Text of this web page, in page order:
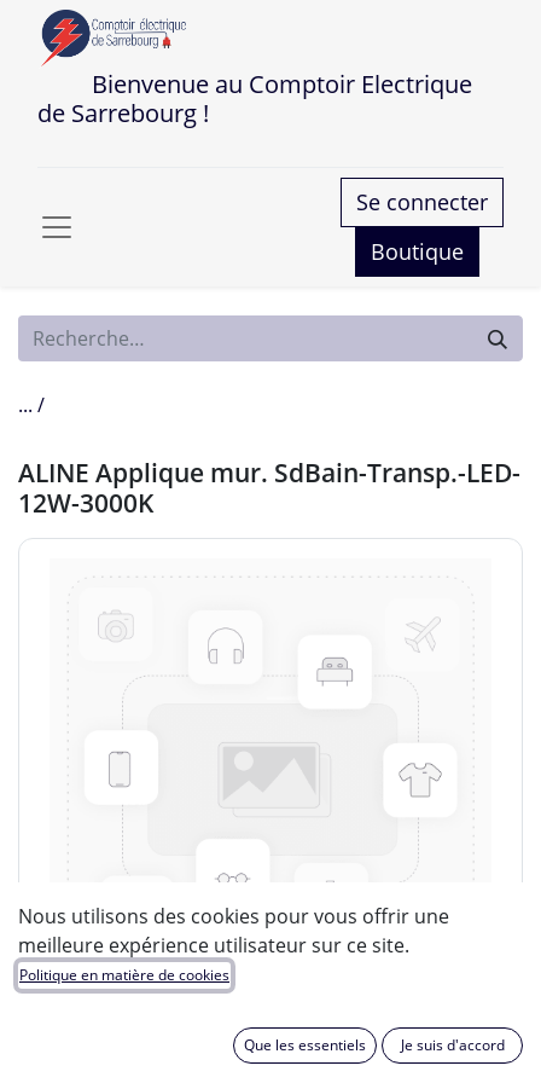
Bienvenue au Comptoir Electrique
de Sarrebourg !
Se connecter
Boutique
... /
ALINE Applique mur. SdBain-Transp.-LED-
12W-3000K
Nous utilisons des cookies pour vous offrir une
meilleure expérience utilisateur sur ce site.
Politique en matière de cookies
Que les essentiels Je suis d'accord